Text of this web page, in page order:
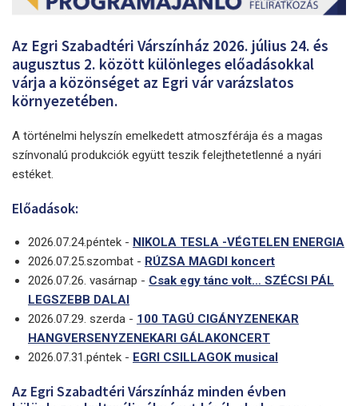
Az Egri Szabadtéri Várszínház 2026. július 24. és
augusztus 2. között különleges előadásokkal
várja a közönséget az Egri vár varázslatos
környezetében.
A történelmi helyszín emelkedett atmoszférája és a magas
színvonalú produkciók együtt teszik felejthetetlenné a nyári
estéket.
Előadások:
2026.07.24.péntek - NIKOLA TESLA -VÉGTELEN ENERGIA
2026.07.25.szombat - RÚZSA MAGDI koncert
2026.07.26. vasárnap - Csak egy tánc volt… SZÉCSI PÁL
LEGSZEBB DALAI
2026.07.29. szerda - 100 TAGÚ CIGÁNYZENEKAR
HANGVERSENYZENEKARI GÁLAKONCERT
2026.07.31.péntek - EGRI CSILLAGOK musical
Az Egri Szabadtéri Várszínház minden évben